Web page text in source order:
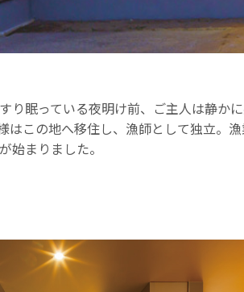
り眠っている夜明け前、ご主人は静か
はこの地へ移住し、漁師として独立。
始まりました。